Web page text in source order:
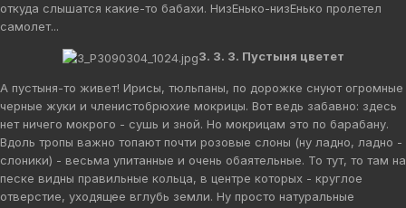
откуда слышатся какие-то бабахи. НизЕнько-низЕнько пролетел
самолет...
3. 3. 3. Пустыня цветет
А пустыня-то живет! Ирисы, тюльпаны, по дорожке снуют огромные
черные жуки и членистобрюхие мокрицы. Вот ведь забавно: здесь
нет ничего мокрого - сушь и зной. Но мокрицам это по барабану.
Вдоль тропы важно топают почти розовые слоны (ну ладно, ладно -
слоники) - весьма упитанные и очень обаятельные. То тут, то там на
песке видны правильные кольца, в центре которых - круглое
отверстие, уходящее вглубь земли. Ну просто натуральные